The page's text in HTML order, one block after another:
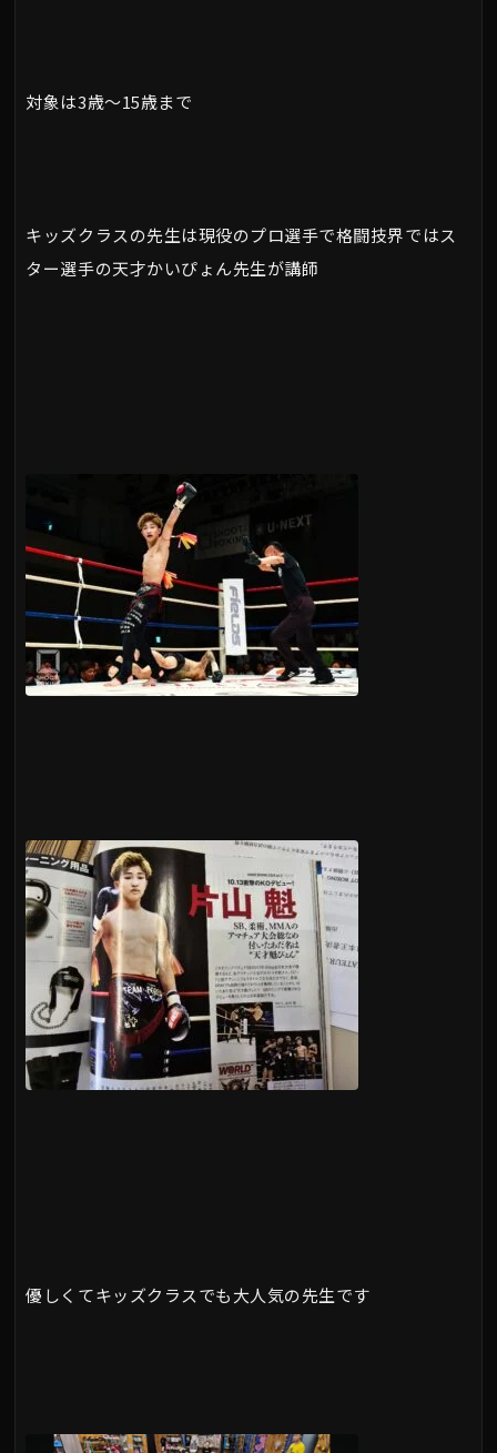
対象は3歳～15歳まで
キッズクラスの先生は現役のプロ選手で格闘技界ではス
ター選手の天才かいぴょん先生が講師
優しくてキッズクラスでも大人気の先生です